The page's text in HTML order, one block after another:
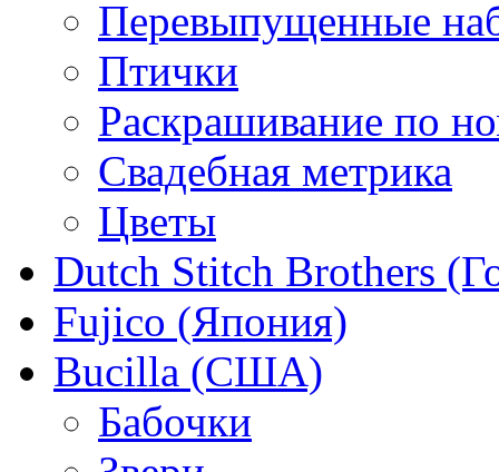
Перевыпущенные
Птички
Раскрашивание по
Свадебная метрика
Цветы
Dutch Stitch Brothers
Fujico (Япония)
Bucilla (США)
Бабочки